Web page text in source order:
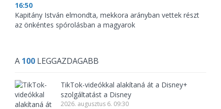
16:50
Kapitány István elmondta, mekkora arányban vettek részt
az önkéntes spórolásban a magyarok
A 100 LEGGAZDAGABB
TikTok-videókkal alakítaná át a Disney+
szolgáltatást a Disney
2026. augusztus 6. 09:30